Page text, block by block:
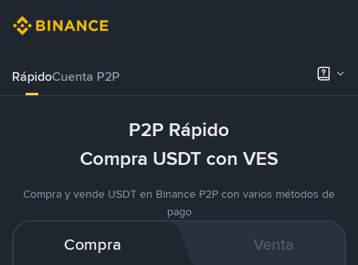
RápidoCuenta P2P
P2P Rápido
Compra USDT con VES
Compra y vende USDT en Binance P2P con varios métodos de
pago
Compra Venta